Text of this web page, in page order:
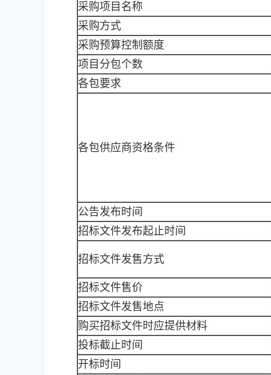
采购项目名称
采购方式
采购预算控制额度
项目分包个数
各包要求
各包供应商资格条件
公告发布时间
招标文件发布起止时间
招标文件发售方式
招标文件售价
招标文件发售地点
购买招标文件时应提供材料
投标截止时间
开标时间